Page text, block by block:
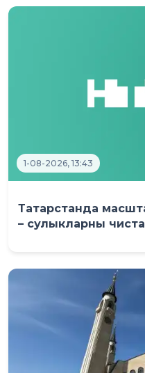
1-08-2026, 13:43
Татарстанда
– сулыкларны